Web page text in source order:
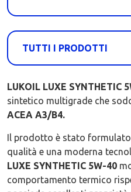
TUTTI I PRODOTTI
LUKOIL LUXE SYNTHETIC
sintetico multigrade che
ACEA A3/B4.
Il prodotto è stato
qualità e una moderna
LUXE SYNTHETIC 5W-40
comportamento termico